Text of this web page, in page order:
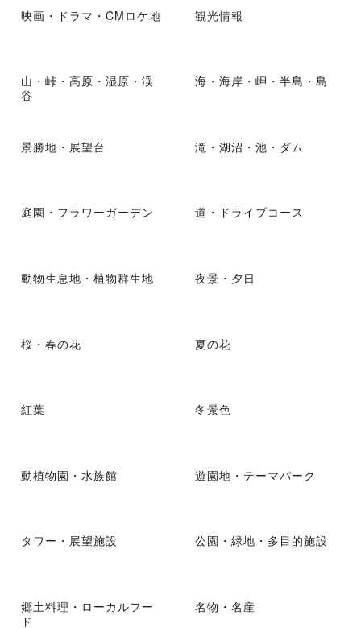
映画・ドラマ・CMロケ地 観光情報
山・峠・高原・湿原・渓
谷
海・海岸・岬・半島・島
景勝地・展望台 滝・湖沼・池・ダム
庭園・フラワーガーデン 道・ドライブコース
動物生息地・植物群生地 夜景・夕日
桜・春の花 夏の花
紅葉 冬景色
動植物園・水族館 遊園地・テーマパーク
タワー・展望施設 公園・緑地・多目的施設
郷土料理・ローカルフー
ド
名物・名産